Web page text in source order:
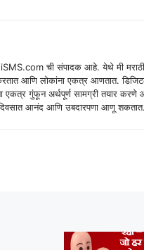
ची संपादक आहे. येथे मी मराठी
आणि लोकांना एकत्र आणतात.
एकत्र गुंफून अर्थपूर्ण सामग्री तयार
दिवसात आनंद आणि उबदारपणा आणू शकतात.